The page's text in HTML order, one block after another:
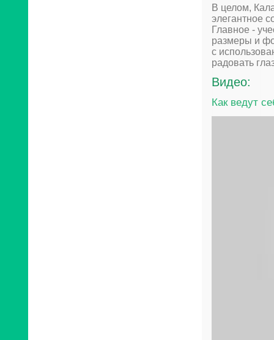
В целом,
элегантное
Главное -
размеры и
с
радовать
Видео:
Как ведут